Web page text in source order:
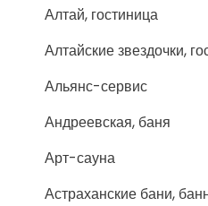
Алтай, гостиница
Алтайские звездочки,
Альянс-сервис
Андреевская, баня
Арт-сауна
Астраханские бани,